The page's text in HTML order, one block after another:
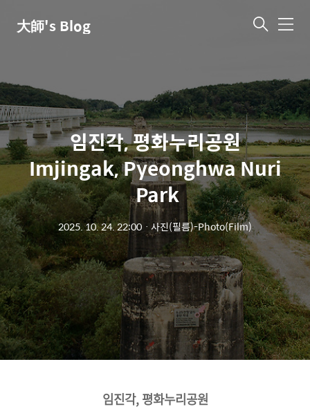
大師's Blog 메
임진각, 평화누리공원
Imjingak, Pyeonghwa Nuri
Park
2025. 10. 24. 22:00 ㆍ 사진(필름)-Photo(Film)
임진각, 평화누리공원